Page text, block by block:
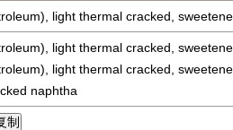
light thermal cracked,
light thermal cracked,
light thermal cracked,
naphtha